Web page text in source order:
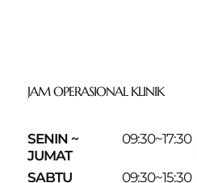
JAM OPERASIONAL KLINIK
SENIN ~
JUMAT
09:30~17:30
SABTU
09:30~15:30